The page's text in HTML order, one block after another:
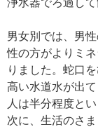
浄水器でろ過し
男女別では、男
性の方がよりミ
りました。蛇口
高い水道水が出
人は半分程度と
次に、生活のさ